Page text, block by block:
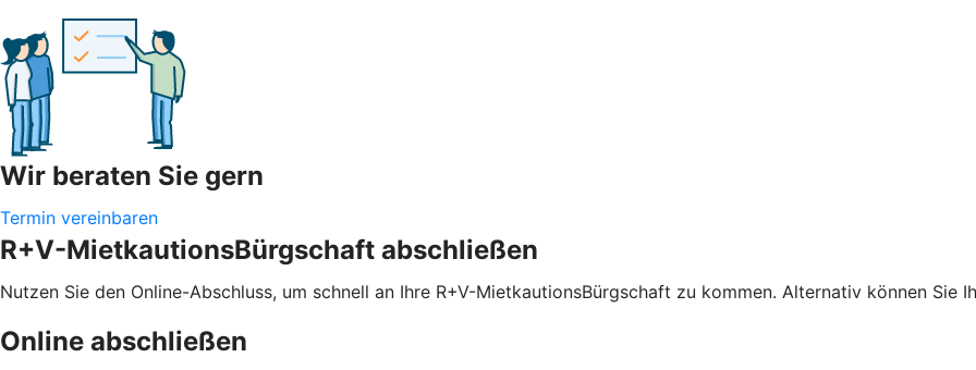
Wir beraten Sie gern
Termin vereinbaren
R+V-MietkautionsBürgschaft abschließen
Nutzen Sie den Online-Abschluss, um schnell an Ihre R+V-MietkautionsBürgschaft zu kommen. Alternativ können Sie
Online abschließen